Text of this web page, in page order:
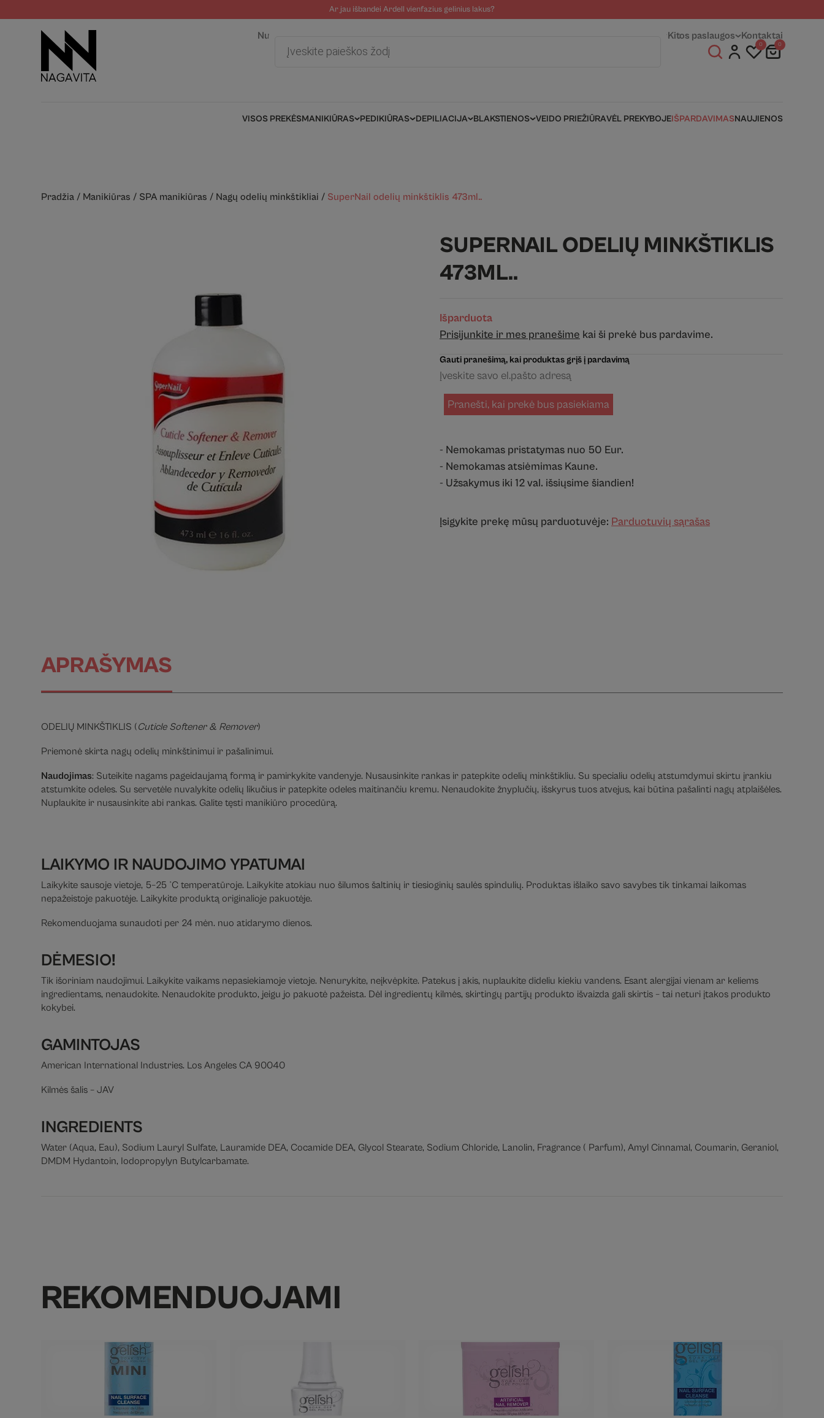
Ar jau išbandei Ardell vienfazius gelinius lakus?
Nuotolinė pagalba Fizinės parduotuvėsKitos paslaugos Kontaktai
search
0 0
VISOS PREKĖSMANIKIŪRAS PEDIKIŪRAS DEPILIACIJA BLAKSTIENOS VEIDO PRIEŽIŪRAVĖL PREKYBOJEIŠPARDAVIMASNAUJIENOS
Pradžia / Manikiūras / SPA manikiūras / Nagų odelių minkštikliai / SuperNail odelių minkštiklis 473ml..
SUPERNAIL ODELIŲ MINKŠTIKLIS
473ML..
Išparduota
Prisijunkite ir mes pranešime kai ši prekė bus pardavime.
Gauti pranešimą, kai produktas grįš į pardavimą
Pranešti, kai prekė bus pasiekiama
- Nemokamas pristatymas nuo 50 Eur.
- Nemokamas atsiėmimas Kaune.
- Užsakymus iki 12 val. išsiųsime šiandien!
Įsigykite prekę mūsų parduotuvėje: Parduotuvių sąrašas
APRAŠYMAS
ODELIŲ MINKŠTIKLIS (Cuticle Softener & Remover)
Priemonė skirta nagų odelių minkštinimui ir pašalinimui.
Naudojimas: Suteikite nagams pageidaujamą formą ir pamirkykite vandenyje. Nusausinkite rankas ir patepkite odelių minkštikliu. Su specialiu odelių atstumdymui skirtu įrankiu
atstumkite odeles. Su servetėle nuvalykite odelių likučius ir patepkite odeles maitinančiu kremu. Nenaudokite žnyplučių, išskyrus tuos atvejus, kai būtina pašalinti nagų atplaišėles.
Nuplaukite ir nusausinkite abi rankas. Galite tęsti manikiūro procedūrą.
LAIKYMO IR NAUDOJIMO YPATUMAI
Laikykite sausoje vietoje, 5–25 °C temperatūroje. Laikykite atokiau nuo šilumos šaltinių ir tiesioginių saulės spindulių. Produktas išlaiko savo savybes tik tinkamai laikomas
nepažeistoje pakuotėje. Laikykite produktą originalioje pakuotėje.
Rekomenduojama sunaudoti per 24 mėn. nuo atidarymo dienos.
DĖMESIO!
Tik išoriniam naudojimui. Laikykite vaikams nepasiekiamoje vietoje. Nenurykite, neįkvėpkite. Patekus į akis, nuplaukite dideliu kiekiu vandens. Esant alergijai vienam ar keliems
ingredientams, nenaudokite. Nenaudokite produkto, jeigu jo pakuotė pažeista. Dėl ingredientų kilmės, skirtingų partijų produkto išvaizda gali skirtis – tai neturi įtakos produkto
kokybei.
GAMINTOJAS
American International Industries. Los Angeles CA 90040
Kilmės šalis – JAV
INGREDIENTS
Water (Aqua, Eau), Sodium Lauryl Sulfate, Lauramide DEA, Cocamide DEA, Glycol Stearate, Sodium Chloride, Lanolin, Fragrance ( Parfum), Amyl Cinnamal, Coumarin, Geraniol,
DMDM Hydantoin, Iodopropylyn Butylcarbamate.
REKOMENDUOJAMI